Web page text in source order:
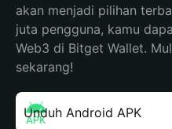
akan menjadi pilihan
juta pengguna, kamu
Web3 di Bitget Wallet.
sekarang!
Unduh Android APK